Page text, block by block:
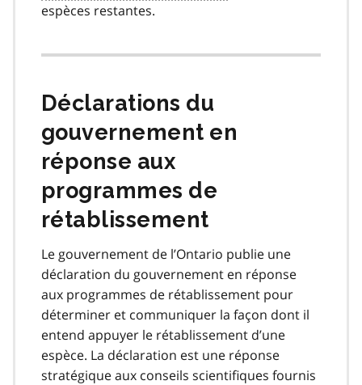
espèces restantes.
Déclarations du
gouvernement en
réponse aux
programmes de
rétablissement
Le gouvernement de l’Ontario publie une
déclaration du gouvernement en réponse
aux programmes de rétablissement pour
déterminer et communiquer la façon dont il
entend appuyer le rétablissement d’une
espèce. La déclaration est une réponse
stratégique aux conseils scientifiques fournis